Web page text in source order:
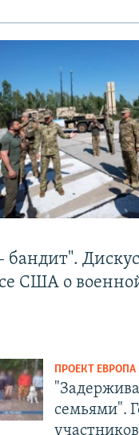
бандит".
США о
ПРОЕКТ ЕВРОПА
семьями".